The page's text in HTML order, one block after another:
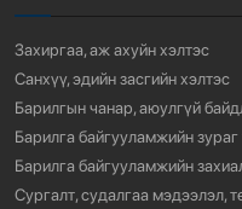
Захиргаа, аж ахуйн хэлтэс
Санхүү, эдийн засгийн хэлтэс
Барилгын чанар, аюулгүй
Барилга байгууламжийн
Барилга байгууламжийн
Сургалт, судалгаа мэдээлэл,